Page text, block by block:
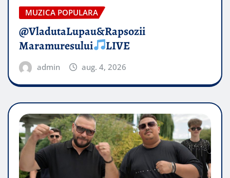
MUZICA POPULARA
@VladutaLupau&Rapsozii
Maramuresului
LIVE
admin aug. 4, 2026